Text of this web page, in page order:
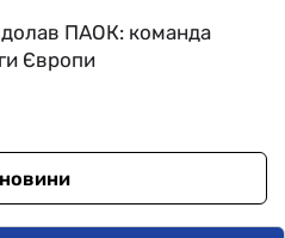
ПАОК: команда
Європи
новини